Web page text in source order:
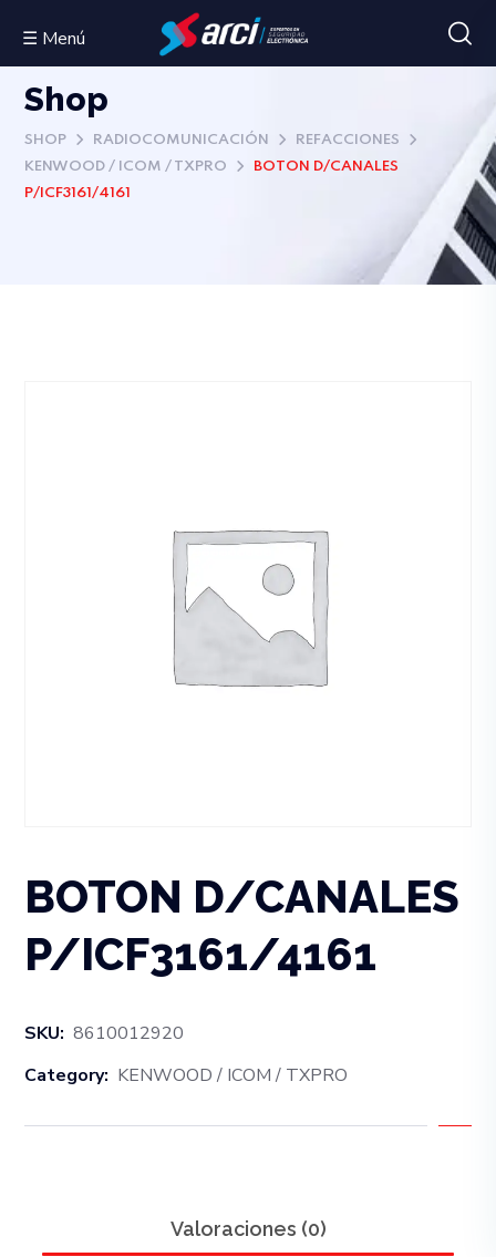
☰ Menú
Shop
SHOP RADIOCOMUNICACIÓN
REFACCIONES
KENWOOD / ICOM / TXPRO
BOTON D/CANALES
P/ICF3161/4161
BOTON D/CANALES
P/ICF3161/4161
SKU: 8610012920
Category: KENWOOD / ICOM / TXPRO
Valoraciones (0)